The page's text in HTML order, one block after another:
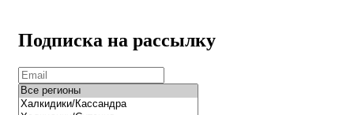
Подписка на рассылку